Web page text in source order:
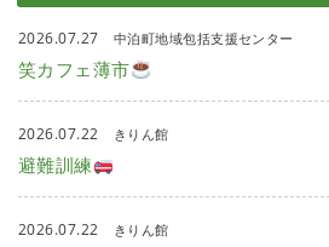
2026.07.27 中泊町地域包括支援センター
笑カフェ薄市
2026.07.22 きりん館
避難訓練
2026.07.22 きりん館